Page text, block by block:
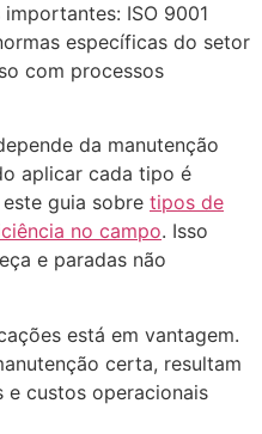
ISO 9001
específicas do setor
com processos
da manutenção
aplicar cada tipo é
guia sobre tipos de
no campo. Isso
e paradas não
está em vantagem.
certa, resultam
e custos operacionais